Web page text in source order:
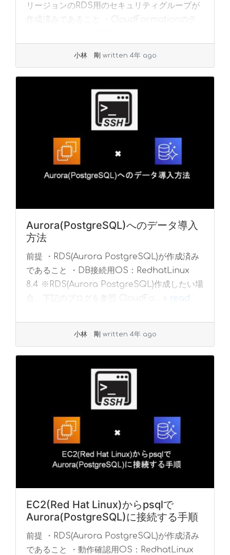
リージョンのRDS用のセキュリティグループが
作成済みであること ・CloudFormationのテ
小林 剛 written 4年 ago
Aurora(PostgreSQL)へのデータ導入
方法
前提 ・RDS(Aurora PostgreSQL)が作成済み
であること ・DB接続用OS：RedhatLinux
8.4 ※RDS(Aurora PostgreSQL)作成したい場
合、下記のブログを参照 CloudFo... »
read
小林 剛 written 4年 ago
EC2(Red Hat Linux)からpsqlで
Aurora(PostgreSQL)に接続する手順
前提 ・RDS(Aurora PostgreSQL)が作成済み
であること ・動作確認用OS：RedhatLinux